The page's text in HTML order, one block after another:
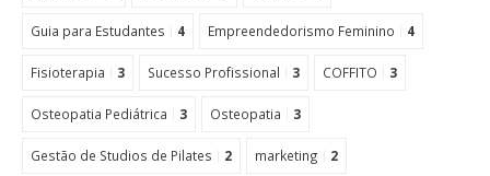
Guia para Estudantes 4 Empreendedorismo Feminino 4
Fisioterapia 3 Sucesso Profissional 3 COFFITO 3
Osteopatia Pediátrica 3 Osteopatia 3
Gestão de Studios de Pilates 2 marketing 2